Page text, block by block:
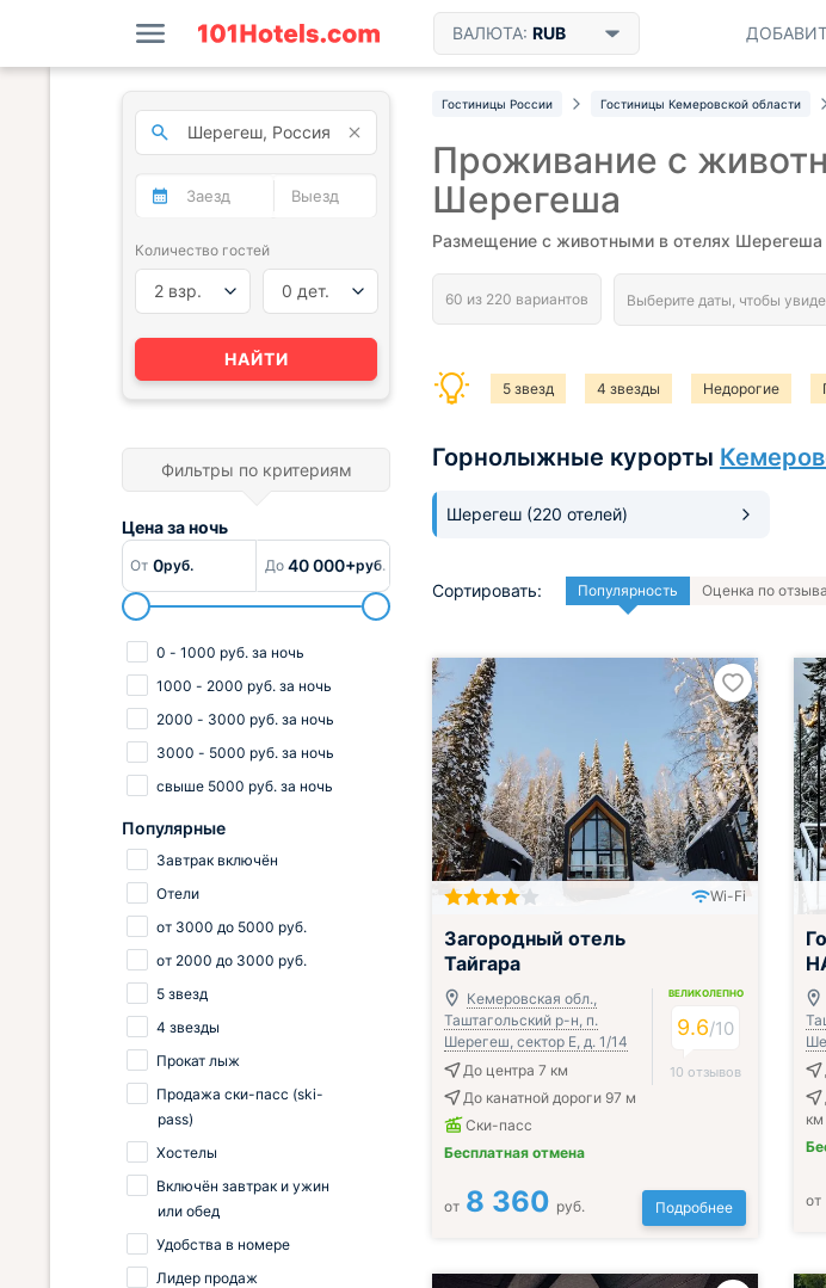
ВАЛЮТА: RUB
Гостиницы России Гостиницы Кемеровской области
Проживание с
Шерегеша
Размещение с животными в отелях Шерегеша
5 звезд 4 звезды Недорогие
Горнолыжные курорты
Шерегеш (220 отелей)
Сортировать: Популярность Оценка по
Wi-Fi
Загородный отель
Тайгара
Кемеровская обл.,
Таштагольский р-н, п.
Шерегеш, сектор Е, д. 1/14
До центра 7 км
До канатной дороги 97 м
Ски-пасс
Бесплатная отмена
ВЕЛИКОЛЕПНО
9.6/10
10 отзывов
от 8 360 руб. Подробнее
км
от
Количество гостей
2 взр. 0 дет.
НАЙТИ
Фильтры по критериям
Цена заночь
От 0руб. До 40 000+руб.
0 - 1000 руб. за ночь
1000 - 2000 руб. за ночь
2000 - 3000 руб. за ночь
3000 - 5000 руб. за ночь
свыше 5000 руб. за ночь
Популярные
Завтрак включён
Отели
от 3000 до 5000 руб.
от 2000 до 3000 руб.
5 звезд
4 звезды
Прокат лыж
Продажа ски-пасс (ski-
pass)
Хостелы
Включён завтрак и ужин
или обед
Удобства в номере
Лидер продаж